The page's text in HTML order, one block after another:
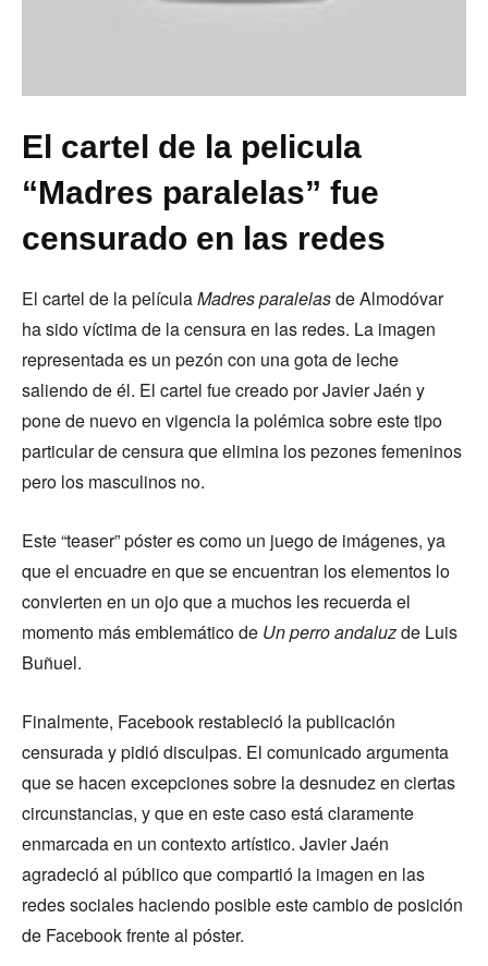
El cartel de la pelicula
“Madres paralelas” fue
censurado en las redes
El cartel de la películaMadres paralelasde Almodóvar
ha sido víctima de la censura en las redes. La imagen
representada es un pezón con una gota de leche
saliendo de él. El cartel fue creado por Javier Jaén y
pone de nuevo en vigencia la polémica sobre este tipo
particular de censura que elimina los pezones femeninos
pero los masculinos no.
Este “teaser” póster es como un juego de imágenes, ya
que el encuadre en que se encuentran los elementos lo
convierten en un ojo que a muchos les recuerda el
momento más emblemático de Un perro andaluzde Luis
Buñuel.
Finalmente, Facebook restableció la publicación
censurada y pidió disculpas. El comunicado argumenta
que se hacen excepciones sobre la desnudez en ciertas
circunstancias, y que en este caso está claramente
enmarcada en un contexto artístico. Javier Jaén
agradeció al público que compartió la imagen en las
redes sociales haciendo posible este cambio de posición
de Facebook frente al póster.